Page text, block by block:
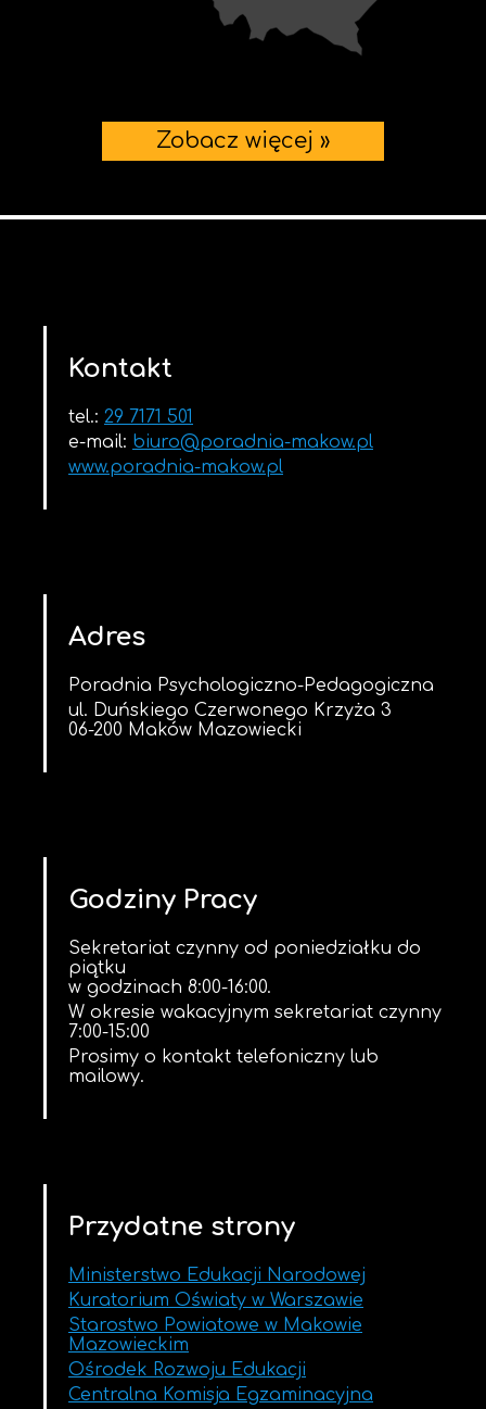
Zobacz więcej »
Kontakt
tel.: 29 7171 501
e-mail: biuro@poradnia-makow.pl
www.poradnia-makow.pl
Adres
Poradnia Psychologiczno-Pedagogiczna
ul. Duńskiego Czerwonego Krzyża 3
06-200 Maków Mazowiecki
Godziny Pracy
Sekretariat czynny od poniedziałku do
piątku
w godzinach 8:00-16:00.
W okresie wakacyjnym sekretariat czynny
7:00-15:00
Prosimy o kontakt telefoniczny lub
mailowy.
Przydatne strony
Ministerstwo Edukacji Narodowej
Kuratorium Oświaty w Warszawie
Starostwo Powiatowe w Makowie
Mazowieckim
Ośrodek Rozwoju Edukacji
Centralna Komisja Egzaminacyjna